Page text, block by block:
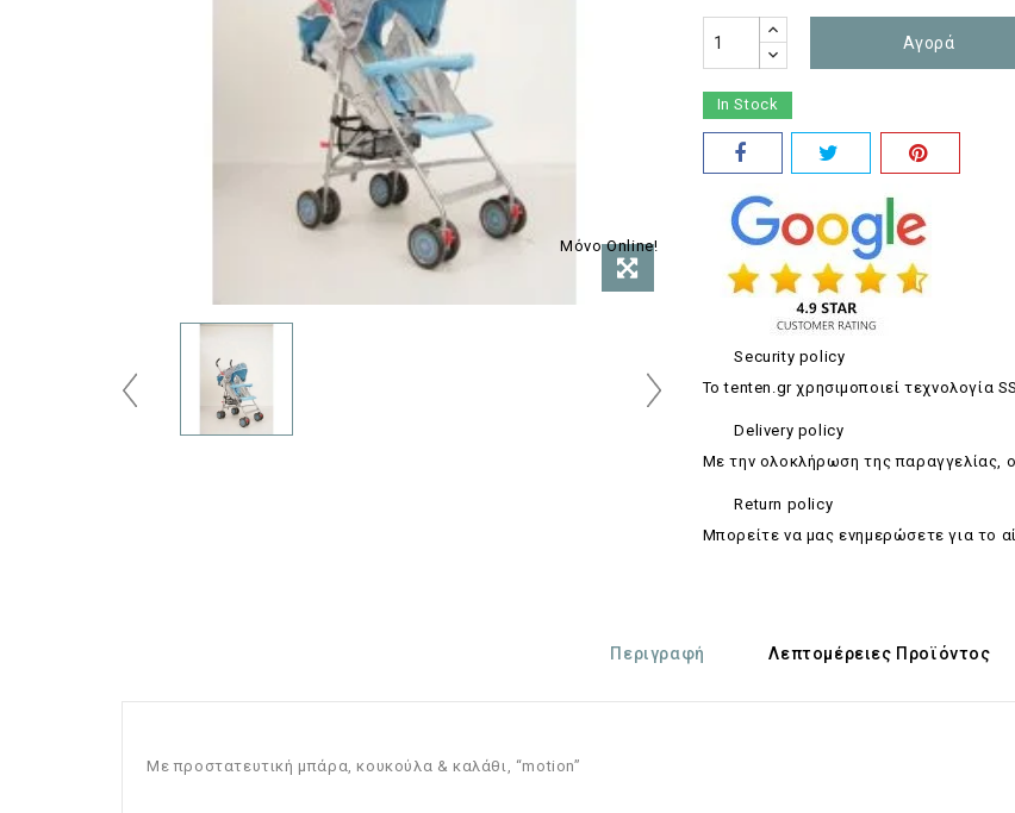
Μόνο Online!
Αγορά
In Stock
Security policy
Το tenten.gr χρησιμοποιεί τεχνολογία
Delivery policy
Με την ολοκλήρωση της παραγγελίας,
Return policy
Mπορείτε να μας ενημερώσετε για το
Περιγραφή Λεπτομέρειες Προϊόντος
Με προστατευτική μπάρα, κουκούλα & καλάθι, “motion”